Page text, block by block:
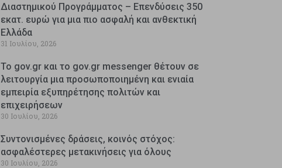
Διαστημικού Προγράμματος – Επενδύσεις 350
εκατ. ευρώ για μια πιο ασφαλή και ανθεκτική
Ελλάδα
31 Ιουλίου, 2026
Το gov.gr και το gov.gr messenger θέτουν σε
λειτουργία μια προσωποποιημένη και ενιαία
εμπειρία εξυπηρέτησης πολιτών και
επιχειρήσεων
30 Ιουλίου, 2026
Συντονισμένες δράσεις, κοινός στόχος:
ασφαλέστερες μετακινήσεις για όλους
30 Ιουλίου, 2026